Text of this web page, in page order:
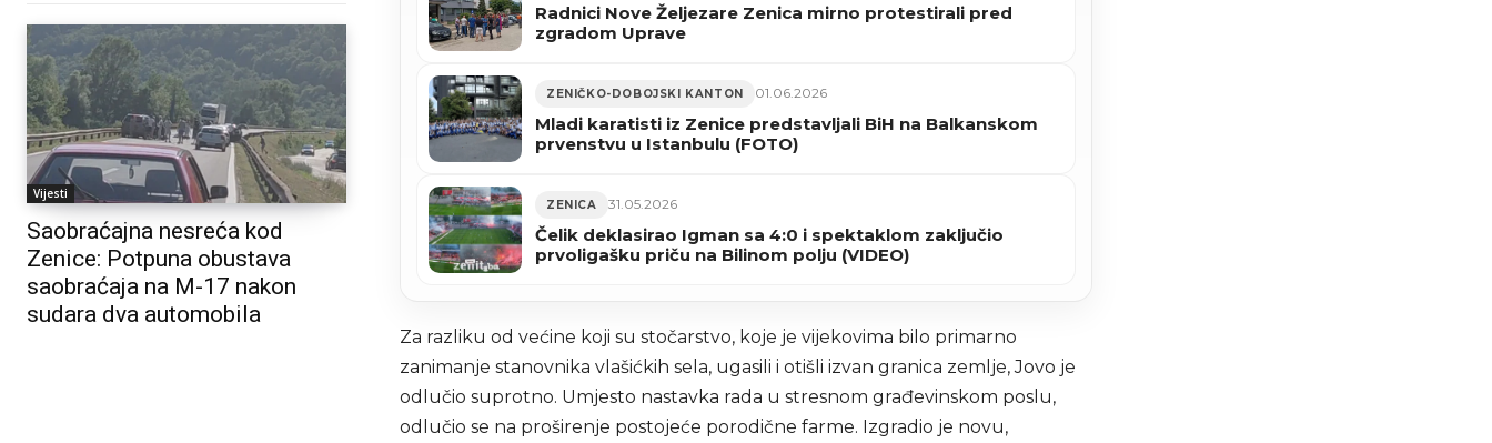
Vijesti
Saobraćajna nesreća kod
Zenice: Potpuna obustava
saobraćaja na M-17 nakon
sudara dva automobila
Radnici Nove Željezare Zenica mirno protestirali pred
zgradom Uprave
ZENIČKO-DOBOJSKI KANTON 01.06.2026
Mladi karatisti iz Zenice predstavljali BiH na Balkanskom
prvenstvu u Istanbulu (FOTO)
ZENICA 31.05.2026
Čelik deklasirao Igman sa 4:0 i spektaklom zaključio
prvoligašku priču na Bilinom polju (VIDEO)
Za razliku od većine koji su stočarstvo, koje je vijekovima bilo primarno
zanimanje stanovnika vlašićkih sela, ugasili i otišli izvan granica zemlje, Jovo je
odlučio suprotno. Umjesto nastavka rada u stresnom građevinskom poslu,
odlučio se na proširenje postojeće porodične farme. Izgradio je novu,